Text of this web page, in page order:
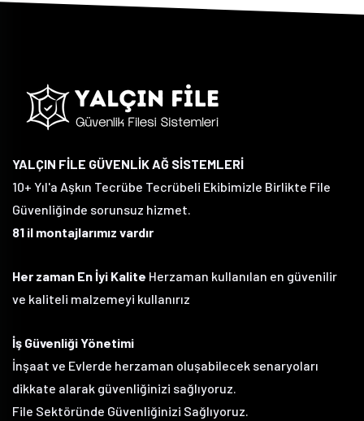
YALÇIN FİLE GÜVENLİK AĞ SİSTEMLERİ
10+ Yıl'a Aşkın Tecrübe Tecrübeli Ekibimizle Birlikte File
Güvenliğinde sorunsuz hizmet.
81 il montajlarımız vardır
Her zaman En İyi Kalite Herzaman kullanılan en güvenilir
ve kaliteli malzemeyi kullanırız
İş Güvenliği Yönetimi
İnşaat ve Evlerde herzaman oluşabilecek senaryoları
dikkate alarak güvenliğinizi sağlıyoruz.
File Sektöründe Güvenliğinizi Sağlıyoruz.